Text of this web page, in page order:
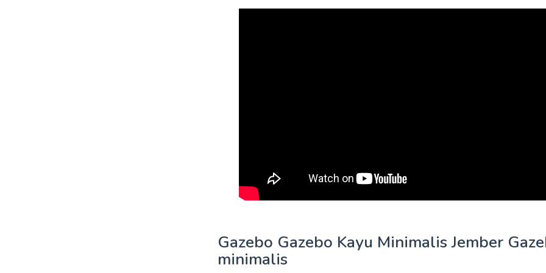
Gazebo Gazebo Kayu Minimalis Jember
minimalis